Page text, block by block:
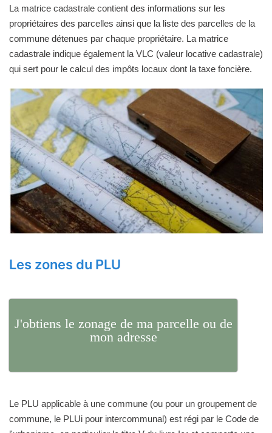
La matrice cadastrale contient des informations sur les
propriétaires des parcelles ainsi que la liste des parcelles de la
commune détenues par chaque propriétaire. La matrice
cadastrale indique également la VLC (valeur locative cadastrale)
qui sert pour le calcul des impôts locaux dont la taxe foncière.
Les zones du PLU
J'obtiens le zonage de ma parcelle ou de
mon adresse
Le PLU applicable à une commune (ou pour un groupement de
commune, le PLUi pour intercommunal) est régi par le Code de